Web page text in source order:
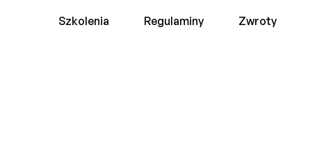
Szkolenia Regulaminy Zwroty